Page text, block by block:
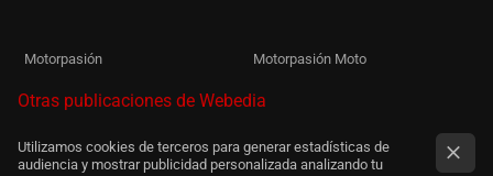
Motorpasión Motorpasión Moto
Otras publicaciones de Webedia
Utilizamos cookies de terceros para generar estadísticas de
audiencia y mostrar publicidad personalizada analizando tu